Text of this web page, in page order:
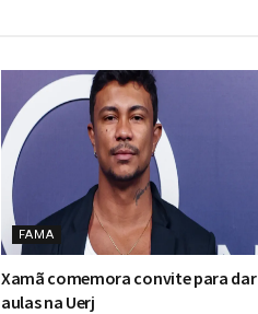
FAMA
Xamã comemora convite para dar
aulas na Uerj